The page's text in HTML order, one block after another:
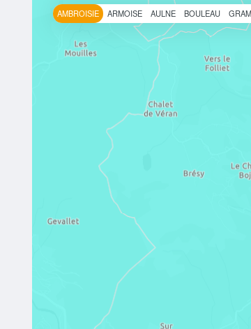
AMBROISIE ARMOISE AULNE BOULEAU